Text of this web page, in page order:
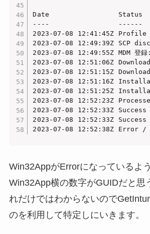
Date
----                 ------
2023-07-08 12:41:45Z
2023-07-08 12:49:39Z SCP
2023-07-08 12:49:55Z MDM
2023-07-08 12:51:06Z
2023-07-08 12:51:15Z
2023-07-08 12:51:16Z
2023-07-08 12:51:25Z
2023-07-08 12:52:23Z
2023-07-08 12:52:33Z Success
2023-07-08 12:52:33Z Success
2023-07-08 12:52:38Z Error
Win32AppがErrorになっているよう
Win32App横の数字がGUIDだと思
れだけではわからないので
のを利用して特定しにいきます。